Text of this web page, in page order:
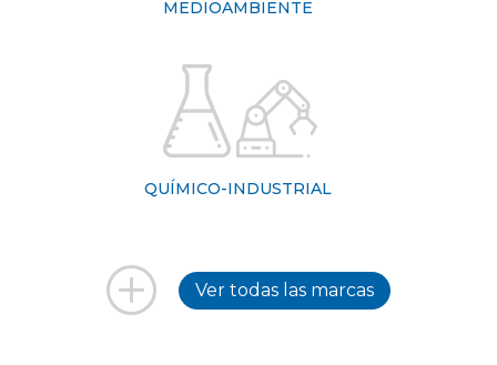
MEDIOAMBIENTE
QUÍMICO-INDUSTRIAL
Ver todas las marcas